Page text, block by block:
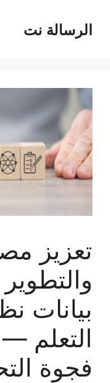
المحتوىالرسالة نت
تعزيز
بيانات
التعلم
فجوة